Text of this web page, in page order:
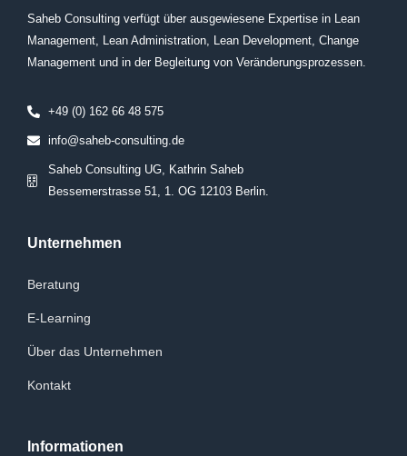
Saheb Consulting verfügt über ausgewiesene Expertise in Lean
Management, Lean Administration, Lean Development, Change
Management und in der Begleitung von Veränderungsprozessen.
+49 (0) 162 66 48 575
info@saheb-consulting.de
Saheb Consulting UG, Kathrin Saheb
Bessemerstrasse 51, 1. OG 12103 Berlin.
Unternehmen
Beratung
E-Learning
Über das Unternehmen
Kontakt
Informationen